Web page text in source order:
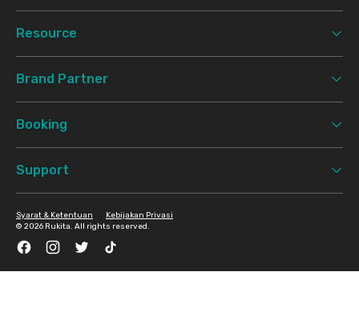
Resource
Brand Partner
Booking
Support
© 2026 Rukita. All rights reserved.
Syarat & Ketentuan Kebijakan Privasi
FacebookInstagramTwitter TikTok